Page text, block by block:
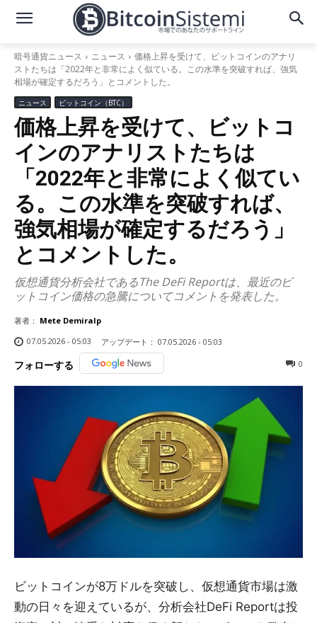
暗号通貨ニュース ニュース
価格上昇を受けて、ビットコインのアナリ
ストたちは「2022年と非常によく似ている。この水準を突破すれば、強気
相場が確定するだろう」とコメントした。
ニュース ビットコイン（BTC）
価格上昇を受けて、ビットコ
インのアナリストたちは
「2022年と非常によく似てい
る。この水準を突破すれば、
強気相場が確定するだろう」
とコメントした。
仮想通貨分析会社であるThe DeFi Reportは、最近のビ
ットコイン価格の急騰についてコメントを発表した。
著者： Mete Demiralp
07.05.2026 - 05:03
アップデート： 07.05.2026 - 05:03
フォローする 0
ビットコインが8万ドルを突破し、仮想通貨市場は激
動の日々を迎えているが、分析会社DeFi Reportは投